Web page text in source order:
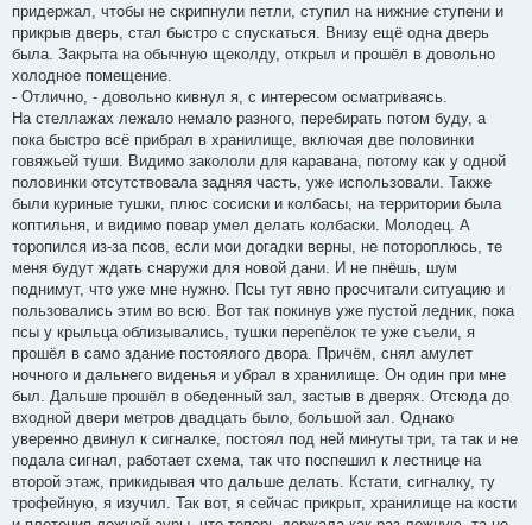
придержал, чтобы не скрипнули петли, ступил на нижние ступени и
прикрыв дверь, стал быстро с спускаться. Внизу ещё одна дверь
была. Закрыта на обычную щеколду, открыл и прошёл в довольно
холодное помещение.
- Отлично, - довольно кивнул я, с интересом осматриваясь.
На стеллажах лежало немало разного, перебирать потом буду, а
пока быстро всё прибрал в хранилище, включая две половинки
говяжьей туши. Видимо закололи для каравана, потому как у одной
половинки отсутствовала задняя часть, уже использовали. Также
были куриные тушки, плюс сосиски и колбасы, на территории была
коптильня, и видимо повар умел делать колбаски. Молодец. А
торопился из-за псов, если мои догадки верны, не потороплюсь, те
меня будут ждать снаружи для новой дани. И не пнёшь, шум
поднимут, что уже мне нужно. Псы тут явно просчитали ситуацию и
пользовались этим во всю. Вот так покинув уже пустой ледник, пока
псы у крыльца облизывались, тушки перепёлок те уже съели, я
прошёл в само здание постоялого двора. Причём, снял амулет
ночного и дальнего виденья и убрал в хранилище. Он один при мне
был. Дальше прошёл в обеденный зал, застыв в дверях. Отсюда до
входной двери метров двадцать было, большой зал. Однако
уверенно двинул к сигналке, постоял под ней минуты три, та так и не
подала сигнал, работает схема, так что поспешил к лестнице на
второй этаж, прикидывая что дальше делать. Кстати, сигналку, ту
трофейную, я изучил. Так вот, я сейчас прикрыт, хранилище на кости